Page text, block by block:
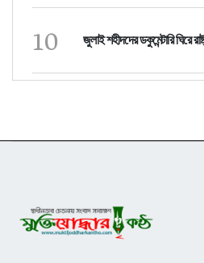
10 জুলাই শহীদদের ডকুমেন্টারি ঘিরে